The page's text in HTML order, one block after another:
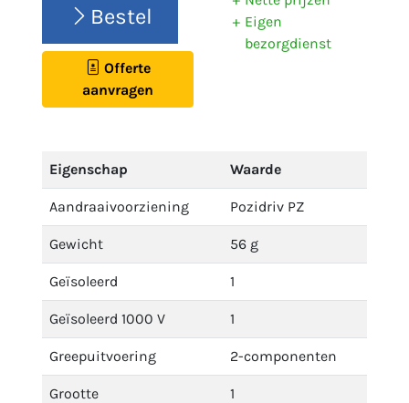
Bestel
Offerte
aanvragen
Eigen
bezorgdienst
Eigenschap Waarde
Aandraaivoorziening Pozidriv PZ
Gewicht 56 g
Geïsoleerd 1
Geïsoleerd 1000 V 1
Greepuitvoering 2-componenten
Grootte 1